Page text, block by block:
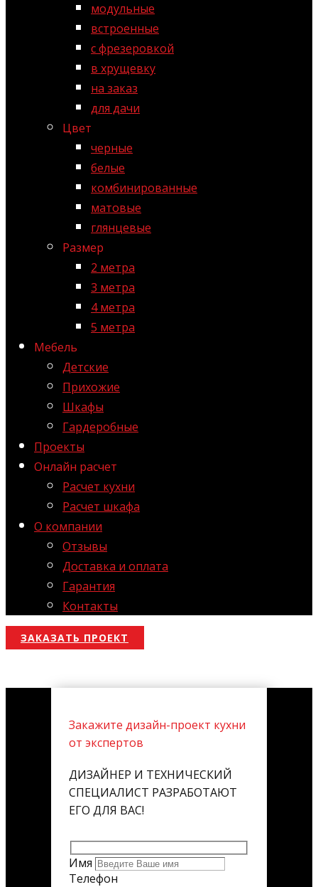
модульные
встроенные
с фрезеровкой
в хрущевку
на заказ
для дачи
Цвет
черные
белые
комбинированные
матовые
глянцевые
Размер
2 метра
3 метра
4 метра
5 метра
Мебель
Детские
Прихожие
Шкафы
Гардеробные
Проекты
Онлайн расчет
Расчет кухни
Расчет шкафа
О компании
Отзывы
Доставка и оплата
Гарантия
Контакты
ЗАКАЗАТЬ ПРОЕКТ
Закажите дизайн-проект кухни
от экспертов
ДИЗАЙНЕР И ТЕХНИЧЕСКИЙ
СПЕЦИАЛИСТ РАЗРАБОТАЮТ
ЕГО ДЛЯ ВАС!
Имя
Телефон